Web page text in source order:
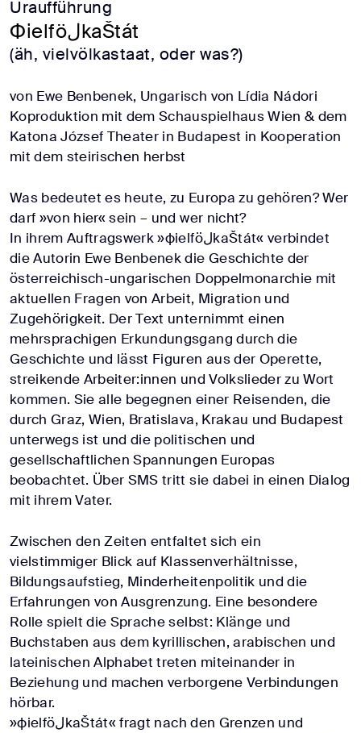
Uraufführung
ФielföلkaŠtát
(äh, vielvölkastaat, oder was?)
von Ewe Benbenek, Ungarisch von Lídia Nádori
Koproduktion mit dem Schauspielhaus Wien & dem
Katona József Theater in Budapest in Kooperation
mit dem steirischen herbst
Was bedeutet es heute, zu Europa zu gehören? Wer
darf »von hier« sein – und wer nicht?
In ihrem Auftragswerk »фielföلkaŠtát« verbindet
die Autorin Ewe Benbenek die Geschichte der
österreichisch-ungarischen Doppelmonarchie mit
aktuellen Fragen von Arbeit, Migration und
Zugehörigkeit. Der Text unternimmt einen
mehrsprachigen Erkundungsgang durch die
Geschichte und lässt Figuren aus der Operette,
streikende Arbeiter:innen und Volkslieder zu Wort
kommen. Sie alle begegnen einer Reisenden, die
durch Graz, Wien, Bratislava, Krakau und Budapest
unterwegs ist und die politischen und
gesellschaftlichen Spannungen Europas
beobachtet. Über SMS tritt sie dabei in einen Dialog
mit ihrem Vater.
Zwischen den Zeiten entfaltet sich ein
vielstimmiger Blick auf Klassenverhältnisse,
Bildungsaufstieg, Minderheitenpolitik und die
Erfahrungen von Ausgrenzung. Eine besondere
Rolle spielt die Sprache selbst: Klänge und
Buchstaben aus dem kyrillischen, arabischen und
lateinischen Alphabet treten miteinander in
Beziehung und machen verborgene Verbindungen
hörbar.
»фielföلkaŠtát« fragt nach den Grenzen und